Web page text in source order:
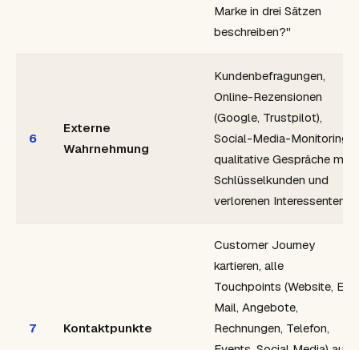
Marke in drei Sätzen
beschreiben?"
6
Externe
Wahrnehmung
Kundenbefragungen,
Online-Rezensionen
(Google, Trustpilot),
Social-Media-Monitoring,
qualitative Gespräche mit
Schlüsselkunden und
verlorenen Interessenten
7 Kontaktpunkte
Customer Journey
kartieren, alle
Touchpoints (Website, E-
Mail, Angebote,
Rechnungen, Telefon,